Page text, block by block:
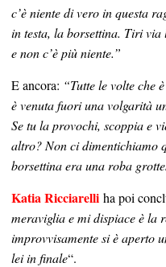
c’è niente di vero in questa
in testa, la borsettina. Tiri via
e non c’è più niente.”
E ancora: “Tutte le volte che
è venuta fuori una volgarità
Se tu la provochi, scoppia e
altro? Non ci dimentichiamo
borsettina era una roba
Katia Ricciarelli ha poi
meraviglia e mi dispiace è
improvvisamente si è aperto
lei in finale“.